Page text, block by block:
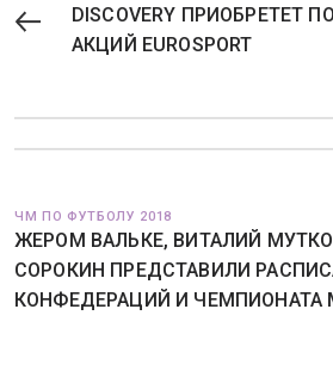
DISCOVERY ПРИОБРЕТЕТ
АКЦИЙ EUROSPORT
ЧМ ПО ФУТБОЛУ 2018
ЖЕРОМ ВАЛЬКЕ, ВИТАЛИЙ
СОРОКИН ПРЕДСТАВИЛИ
КОНФЕДЕРАЦИЙ И ЧЕМПИОНАТА